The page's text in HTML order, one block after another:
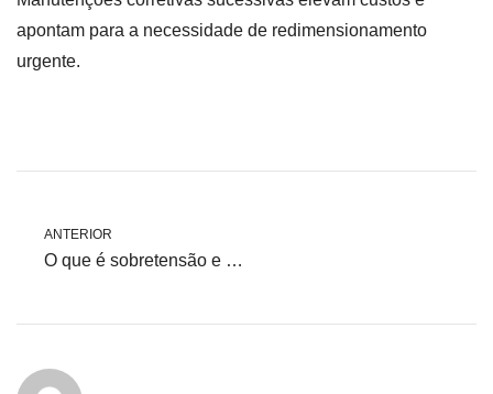
apontam para a necessidade de redimensionamento
urgente.
ANTERIOR
O que é sobretensão e subtensão?